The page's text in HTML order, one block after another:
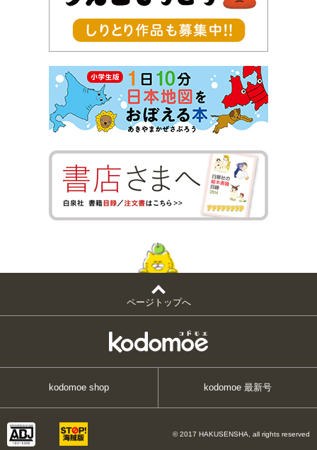
ページトップへ
kodomoe shop kodomoe 最新号
© 2017 HAKUSENSHA, all rights reserved